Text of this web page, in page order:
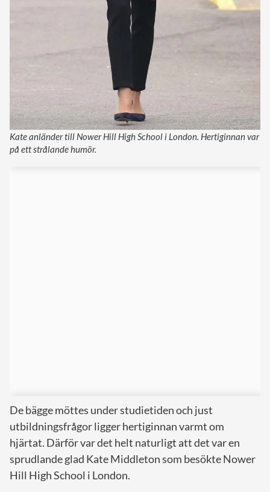
Kate anländer till Nower Hill High School i London. Hertiginnan var
på ett strålande humör.
De bägge möttes under studietiden och just
utbildningsfrågor ligger hertiginnan varmt om
hjärtat. Därför var det helt naturligt att det var en
sprudlande glad Kate Middleton som besökte Nower
Hill High School i London.